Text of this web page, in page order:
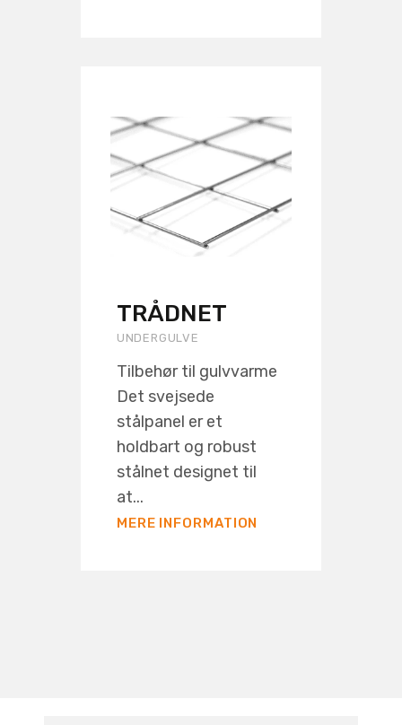
TRÅDNET
UNDERGULVE
Tilbehør til gulvvarme
Det svejsede
stålpanel er et
holdbart og robust
stålnet designet til
at...
MERE INFORMATION